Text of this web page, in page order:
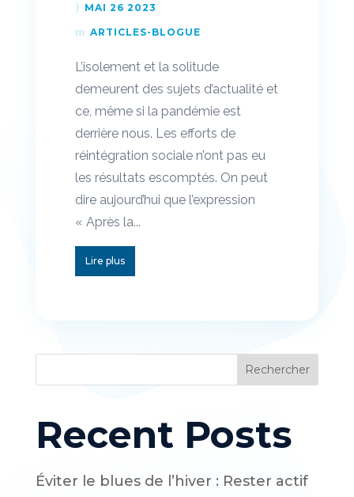
MAI 26 2023
ARTICLES-BLOGUE
L’isolement et la solitude
demeurent des sujets d’actualité et
ce, même si la pandémie est
derrière nous. Les efforts de
réintégration sociale n’ont pas eu
les résultats escomptés. On peut
dire aujourd’hui que l’expression
« Après la...
Lire plus
Rechercher
Recent Posts
Éviter le blues de l’hiver : Rester actif